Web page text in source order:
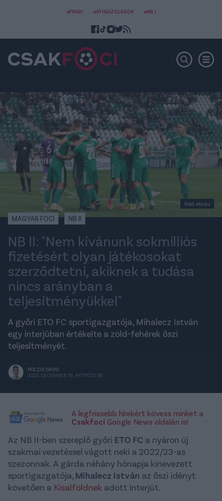
#FRADI #ÁTIGAZOLÁSOK #NB I
Fotó: eto.hu
MAGYAR FOCI NB II
NB II: "Nem kívánunk sokmilliós
fizetésért olyan játékosokat
szerződtetni, akiknek a tudása
nincs arányban a
teljesítményükkel"
A győri ETO FC sportigazgatója, Mihalecz István
egy interjúban értékelte a zöld-fehérek őszi
teljesítményét.
PÓCZIK DÁVID
2022. DECEMBER 19., HÉTFŐ 20:38
A legfrissebb hírekért kövess minket a
Csakfoci Google News oldalán is!
Az NB II-ben szereplő győri ETO FC a nyáron új
szakmai vezetéssel vágott neki a 2022/23-as
szezonnak. A gárda néhány hónapja kinevezett
sportigazgatója, Mihalecz István az őszi idényt
követően a Kisalföldnek adott interjút.